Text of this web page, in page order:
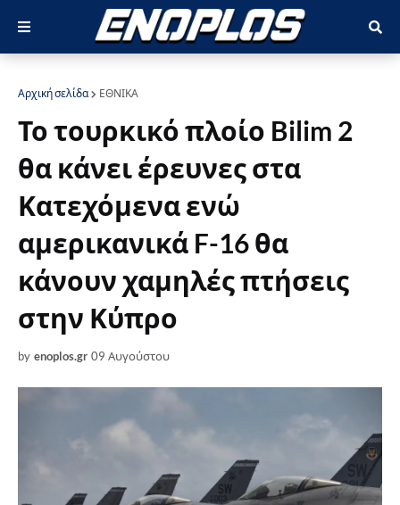
Αρχική σελίδα ΕΘΝΙΚΑ
Το τουρκικό πλοίο Bilim 2
θα κάνει έρευνες στα
Κατεχόμενα ενώ
αμερικανικά F-16 θα
κάνουν χαμηλές πτήσεις
στην Κύπρο
by enoplos.gr 09 Αυγούστου